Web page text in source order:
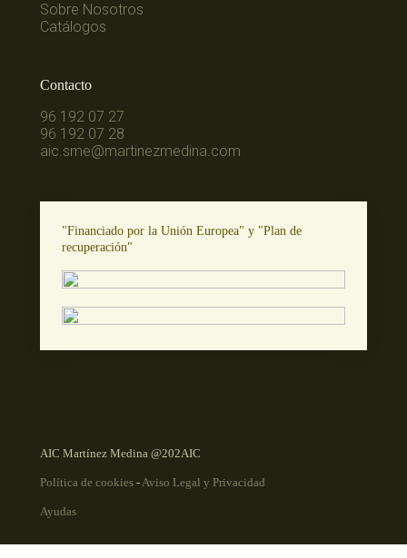
Sobre Nosotros
Catálogos
Contacto
96 192 07 27
96 192 07 28
aic.sme@martinezmedina.com
"Financiado por la Unión Europea" y "Plan de
recuperación"
AIC Martínez Medina @202AIC
Política de cookies -Aviso Legal y Privacidad
Ayudas